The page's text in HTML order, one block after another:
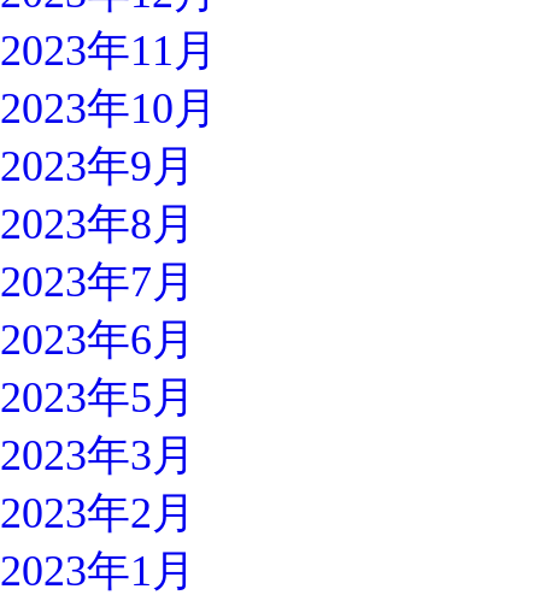
2023年11月
2023年10月
2023年9月
2023年8月
2023年7月
2023年6月
2023年5月
2023年3月
2023年2月
2023年1月